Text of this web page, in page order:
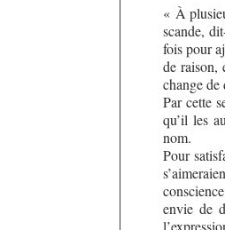
« À
scande,
fois pour
de raison,
change de
Par cette
qu’il les
nom.
Pour
envie de